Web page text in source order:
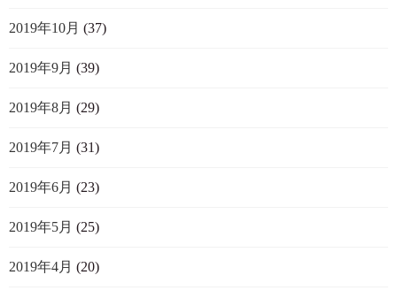
2019年10月 (37)
2019年9月 (39)
2019年8月 (29)
2019年7月 (31)
2019年6月 (23)
2019年5月 (25)
2019年4月 (20)